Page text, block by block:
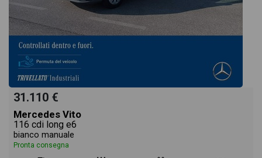
31.110 €
Mercedes Vito
116 cdi long e6
bianco manuale
Pronta consegna